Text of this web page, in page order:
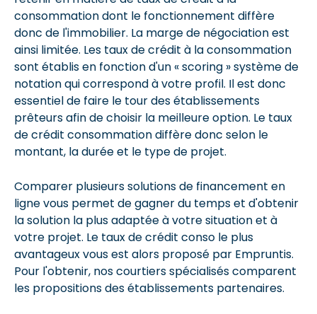
consommation dont le fonctionnement diffère
donc de l'immobilier. La marge de négociation est
ainsi limitée. Les taux de crédit à la consommation
sont établis en fonction d'un « scoring » système de
notation qui correspond à votre profil. Il est donc
essentiel de faire le tour des établissements
prêteurs afin de choisir la meilleure option. Le taux
de crédit consommation diffère donc selon le
montant, la durée et le type de projet.
Comparer plusieurs solutions de financement en
ligne vous permet de gagner du temps et d'obtenir
la solution la plus adaptée à votre situation et à
votre projet. Le taux de crédit conso le plus
avantageux vous est alors proposé par Empruntis.
Pour l'obtenir, nos courtiers spécialisés comparent
les propositions des établissements partenaires.